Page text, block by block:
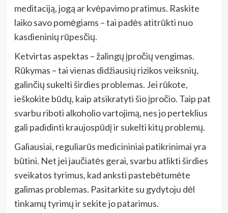
meditaciją, jogą ar kvėpavimo pratimus. Raskite
laiko savo pomėgiams – tai padės atitrūkti nuo
kasdieninių rūpesčių.
Ketvirtas aspektas – žalingų įpročių vengimas.
Rūkymas – tai vienas didžiausių rizikos veiksnių,
galinčių sukelti širdies problemas. Jei rūkote,
ieškokite būdų, kaip atsikratyti šio įpročio. Taip pat
svarbu riboti alkoholio vartojimą, nes jo perteklius
gali padidinti kraujospūdį ir sukelti kitų problemų.
Galiausiai, reguliarūs medicininiai patikrinimai yra
būtini. Net jei jaučiatės gerai, svarbu atlikti širdies
sveikatos tyrimus, kad anksti pastebėtumėte
galimas problemas. Pasitarkite su gydytoju dėl
tinkamų tyrimų ir sekite jo patarimus.